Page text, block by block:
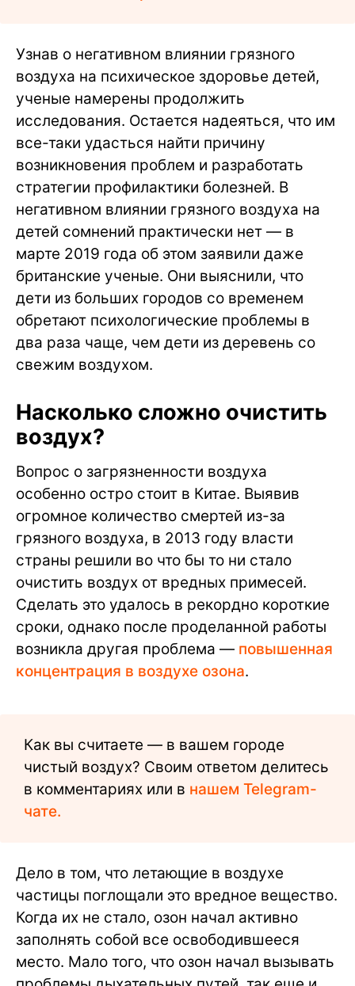
Узнав о негативном влиянии грязного
воздуха на психическое здоровье детей,
ученые намерены продолжить
исследования. Остается надеяться, что им
все-таки удасться найти причину
возникновения проблем и разработать
стратегии профилактики болезней. В
негативном влиянии грязного воздуха на
детей сомнений практически нет — в
марте 2019 года об этом заявили даже
британские ученые. Они выяснили, что
дети из больших городов со временем
обретают психологические проблемы в
два раза чаще, чем дети из деревень со
свежим воздухом.
Насколько сложно очистить
воздух?
Вопрос о загрязненности воздуха
особенно остро стоит в Китае. Выявив
огромное количество смертей из-за
грязного воздуха, в 2013 году власти
страны решили во что бы то ни стало
очистить воздух от вредных примесей.
Сделать это удалось в рекордно короткие
сроки, однако после проделанной работы
возникла другая проблема — повышенная
концентрация в воздухе озона.
Как вы считаете — в вашем городе
чистый воздух? Своим ответом делитесь
в комментариях или в нашем Telegram-
чате.
Дело в том, что летающие в воздухе
частицы поглощали это вредное вещество.
Когда их не стало, озон начал активно
заполнять собой все освободившееся
место. Мало того, что озон начал вызывать